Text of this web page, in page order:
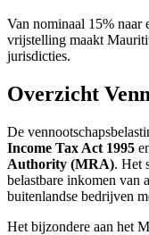
Van nominaal 15% naar
vrijstelling maakt
jurisdicties.
Overzicht
De
Income Tax Act 1995
Authority (MRA). Het
belastbare inkomen van
buitenlandse bedrijven
Het bijzondere aan het